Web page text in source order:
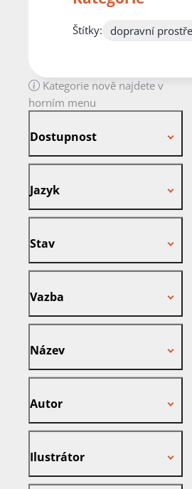
Štítky: dopravní
Kategorie nově najdete v
horním menu
Dostupnost
Jazyk
Stav
Vazba
Název
Autor
Ilustrátor